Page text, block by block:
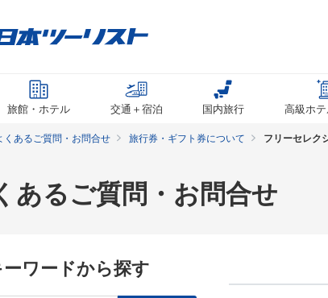
旅館・ホテル 交通＋宿泊 国内旅行 高級ホ
くあるご質問・お問合せ 旅行券・ギフト券について フリーセレク
あるご質問・お問合せ
ーワードから探す